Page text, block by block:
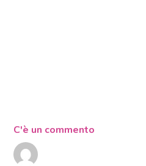
C'è un commento